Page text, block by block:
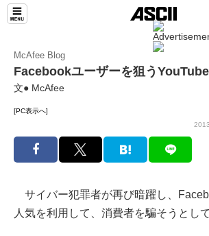
McAfee Blog
Facebookユーザーを狙う
文● McAfee
[PC表示へ]
サイバー犯罪者が再び暗躍し、
人気を利用して、消費者を騙そうとし